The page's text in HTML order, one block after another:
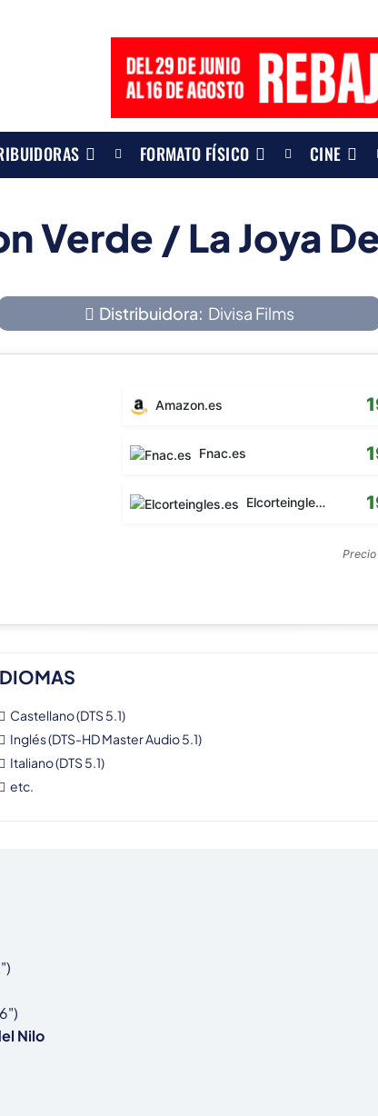
FORMATO FÍSICO CINE
Verde / La Joya
Distribuidora: Divisa Films
Amazon.es
Fnac.es
Elcorteingles.es
Castellano (DTS 5.1)
Inglés (DTS-HD Master Audio 5.1)
Italiano (DTS 5.1)
etc.
Nilo